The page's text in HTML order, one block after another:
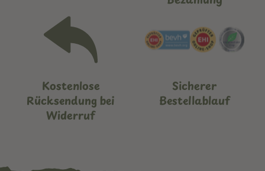
Kostenlose
Rücksendung bei
Widerruf
Sicherer
Bestellablauf